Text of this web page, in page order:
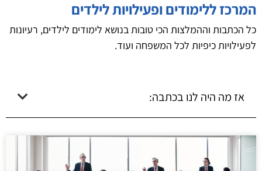
המרכז ללימודים ופעילויות לילדים
כל הכתבות וההמלצות הכי טובות בנושא לימודים לילדים, רעיונות
לפעילויות כיפיות לכל המשפחה ועוד.
אז מה היה לנו בכתבה: